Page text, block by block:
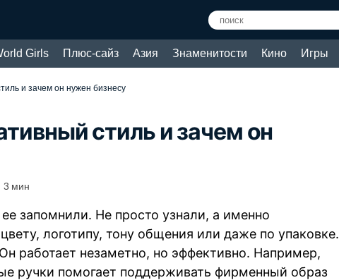
Girls Плюс-сайз Азия Знаменитости Кино Игры
и зачем он нужен бизнесу
стиль и зачем он
3 мин
запомнили. Не просто узнали, а именно
логотипу, тону общения или даже по упаковке.
работает незаметно, но эффективно. Например,
ручки помогает поддерживать фирменный образ